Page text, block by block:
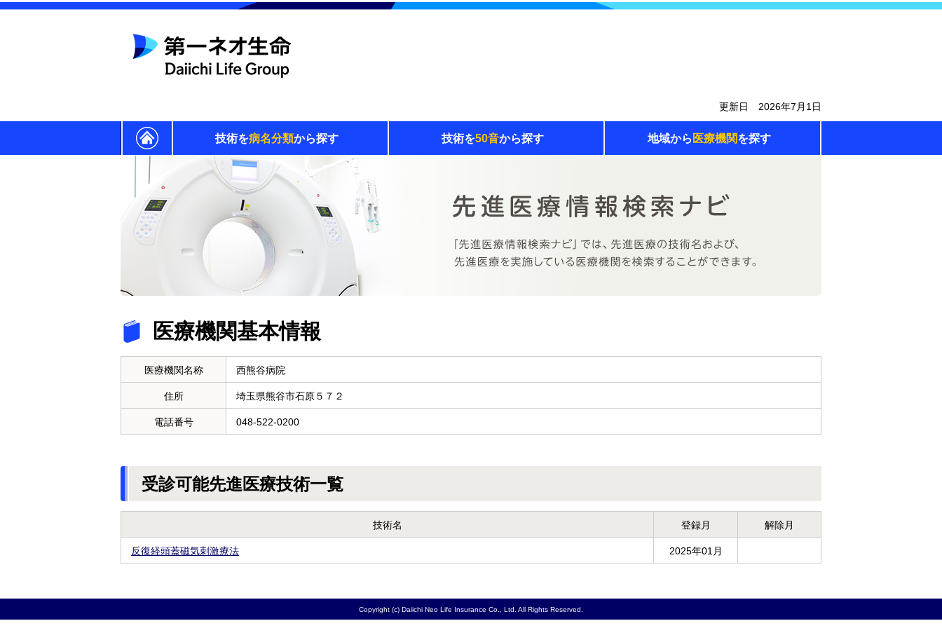
更新日 2026年7月1日
技術を病名分類から探す 技術を50音から探す 地域から 医療機関を探す
医療機関基本情報
医療機関名称 西熊谷病院
住所 埼玉県熊谷市石原５７２
電話番号 048-522-0200
受診可能先進医療技術一覧
技術名 登録月 解除月
反復経頭蓋磁気刺激療法 2025年01月
Copyright (c) Daiichi Neo Life Insurance Co., Ltd. All Rights Reserved.